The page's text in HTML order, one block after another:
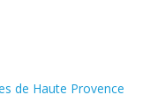
de Haute Provence